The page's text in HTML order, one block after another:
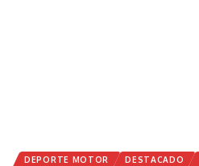
DEPORTE MOTOR DESTACADO